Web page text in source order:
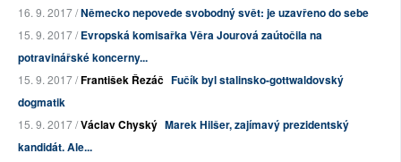
16. 9. 2017 /Německo nepovede svobodný svět: je uzavřeno do sebe
15. 9. 2017 /Evropská komisařka Věra Jourová zaútočila na
potravinářské koncerny...
15. 9. 2017 /František Řezáč Fučík byl stalinsko-gottwaldovský
dogmatik
15. 9. 2017 /Václav Chyský Marek Hilšer, zajímavý prezidentský
kandidát. Ale...